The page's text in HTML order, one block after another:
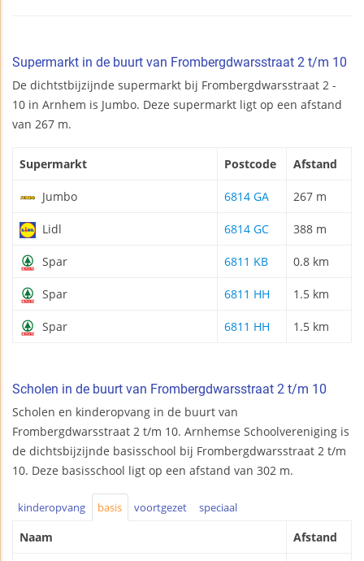
Supermarkt in de buurt van Frombergdwarsstraat 2 t/m 10
De dichtstbijzijnde supermarkt bij Frombergdwarsstraat 2 -
10 in Arnhem is Jumbo. Deze supermarkt ligt op een afstand
van 267 m.
Supermarkt Postcode Afstand
Jumbo 6814 GA 267 m
Lidl 6814 GC 388 m
Spar 6811 KB 0.8 km
Spar 6811 HH 1.5 km
Spar 6811 HH 1.5 km
Scholen in de buurt van Frombergdwarsstraat 2 t/m 10
Scholen en kinderopvang in de buurt van
Frombergdwarsstraat 2 t/m 10. Arnhemse Schoolvereniging is
de dichtsbijzijnde basisschool bij Frombergdwarsstraat 2 t/m
10. Deze basisschool ligt op een afstand van 302 m.
kinderopvang basis voortgezet speciaal
Naam Afstand